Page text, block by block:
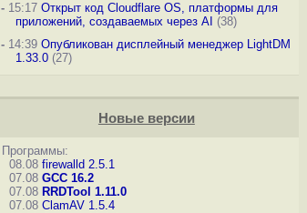
-15:17 Открыт код Cloudflare OS, платформы для
приложений, создаваемых через AI (38)
-14:39 Опубликован дисплейный менеджер LightDM
1.33.0(27)
Новые версии
Программы:
08.08 firewalld 2.5.1
07.08 GCC 16.2
07.08 RRDTool 1.11.0
07.08 ClamAV 1.5.4